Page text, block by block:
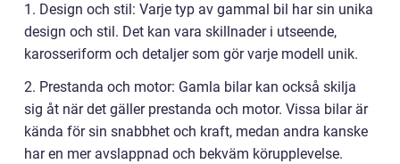
1. Design och stil: Varje typ av gammal bil har sin unika
design och stil. Det kan vara skillnader i utseende,
karosseriform och detaljer som gör varje modell unik.
2. Prestanda och motor: Gamla bilar kan också skilja
sig åt när det gäller prestanda och motor. Vissa bilar är
kända för sin snabbhet och kraft, medan andra kanske
har en mer avslappnad och bekväm körupplevelse.